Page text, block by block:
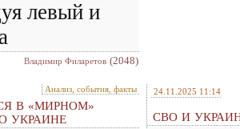
левый и
Владимир Филаретов (2048)
Анализ, события, факты
В «МИРНОМ»
УКРАИНЕ
24.11.2025 11:14
СВО И